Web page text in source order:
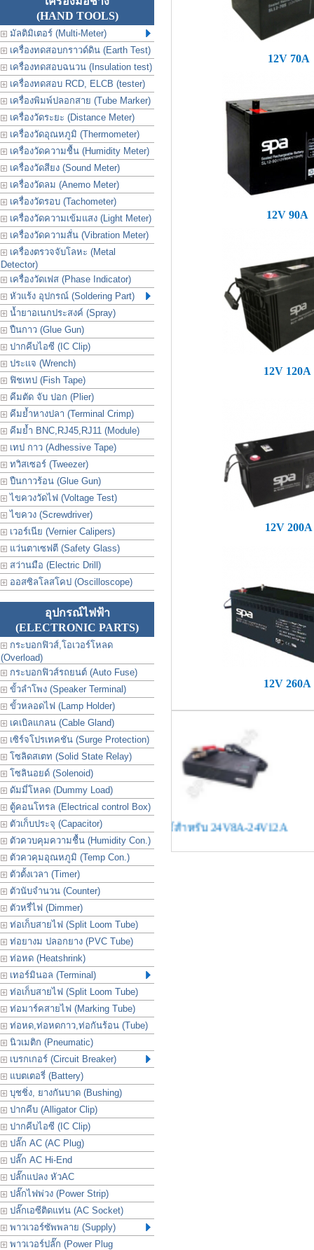
(HAND TOOLS)
มัลติมิเตอร์ (Multi-Meter)
เครื่องทดสอบกราวด์ดิน (Earth Test)
เครื่องทดสอบฉนวน (Insulation test)
เครื่องทดสอบ RCD, ELCB (tester)
เครื่องพิมพ์ปลอกสาย (Tube Marker)
เครื่องวัดระยะ (Distance Meter)
เครื่องวัดอุณหภูมิ (Thermometer)
เครื่องวัดความชื้น (Humidity Meter)
เครื่องวัดสียง (Sound Meter)
เครื่องวัดลม (Anemo Meter)
เครื่องวัดรอบ (Tachometer)
เครื่องวัดความเข้มแสง (Light Meter)
เครื่องวัดความสั่น (Vibration Meter)
เครื่องตรวจจับโลหะ (Metal
Detector)
เครื่องวัดเฟส (Phase Indicator)
หัวแร้ง อุปกรณ์ (Soldering Part)
น้ำยาอเนกประสงค์ (Spray)
ปืนกาว (Glue Gun)
ปากคีบไอซี (IC Clip)
ประเเจ (Wrench)
ฟิชเทป (Fish Tape)
คีมตัด จับ ปอก (Plier)
คีมย้ำหางปลา (Terminal Crimp)
คีมย้ำ BNC,RJ45,RJ11 (Module)
เทป กาว (Adhessive Tape)
ทวิสเซอร์ (Tweezer)
ปืนกาวร้อน (Glue Gun)
ไขควงวัดไฟ (Voltage Test)
ไขควง (Screwdriver)
เวอร์เนีย (Vernier Calipers)
แว่นตาเซฟตี (Safety Glass)
สว่านมือ (Electric Drill)
ออสซิลโลสโคป (Oscilloscope)
อุปกรณ์ไฟฟ้า
(ELECTRONIC PARTS)
กระบอกฟิวส์,โอเวอร์โหลด
(Overload)
กระบอกฟิวส์รถยนต์ (Auto Fuse)
ขั้วลำโพง (Speaker Terminal)
ขั้วหลอดไฟ (Lamp Holder)
เคเบิลแกลน (Cable Gland)
เซิร์จโปรเทคชัน (Surge Protection)
โซลิดสเตท (Solid State Relay)
โซลินอยด์ (Solenoid)
ดัมมี่โหลด (Dummy Load)
ตู้คอนโทรล (Electrical control Box)
ตัวเก็บประจุ (Capacitor)
ตัวควบคุมความชื้น (Humidity Con.)
ตัวควคุมอุณหภูมิ (Temp Con.)
ตัวตั้งเวลา (Timer)
ตัวนับจำนวน (Counter)
ตัวหรี่ไฟ (Dimmer)
ท่อเก็บสายไฟ (Split Loom Tube)
ท่อยางม ปลอกยาง (PVC Tube)
ท่อหด (Heatshrink)
เทอร์มินอล (Terminal)
ท่อเก็บสายไฟ (Split Loom Tube)
ท่อมาร์คสายไฟ (Marking Tube)
ท่อหด,ท่อหดกาว,ท่อกันร้อน (Tube)
นิวเมติก (Pneumatic)
เบรกเกอร์ (Circuit Breaker)
แบตเตอรี่ (Battery)
บุชชิ่ง, ยางกันบาด (Bushing)
ปากคีบ (Alligator Clip)
ปากคีบไอซี (IC Clip)
ปลั๊ก AC (AC Plug)
ปลั๊ก AC Hi-End
ปลั๊กแปลง หัวAC
ปลั๊กไฟพ่วง (Power Strip)
ปลั๊กเอซีติดแท่น (AC Socket)
พาวเวอร์ซัพพลาย (Supply)
พาวเวอร์ปลั๊ก (Power Plug
12V 70A
12V 90A
12V 120A
12V 200A
12V 260A
12V14A ใช้สำหรับ 24V8A-24V12A ใช้สำหรับแบ